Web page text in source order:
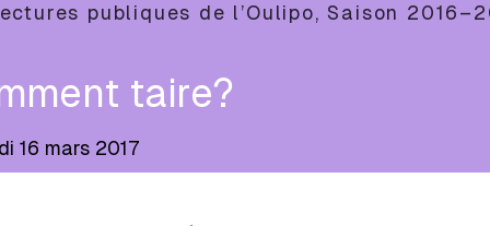
publiques de l’Oulipo, Saison
taire?
16 mars 2017